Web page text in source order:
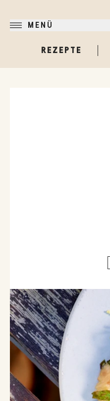
MENÜ
REZEPTE